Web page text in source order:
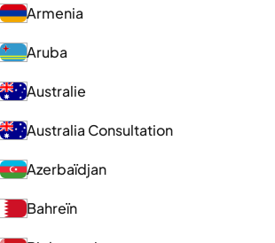
Armenia
Aruba
Australie
Australia Consultation
Azerbaïdjan
Bahreïn